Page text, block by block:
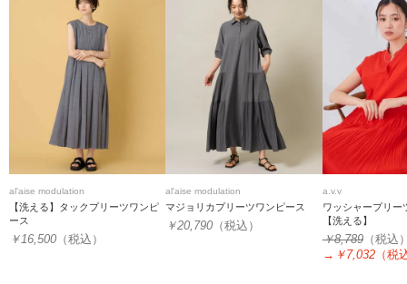
al'aise modulation
【洗える】タックプリーツワンピ
ース
￥16,500 （税込）
al'aise modulation
マジョリカプリーツワンピース
￥20,790 （税込）
a.v.v
ワッシャープリー
【洗える】
￥8,789（税込
→ ￥7,032（税